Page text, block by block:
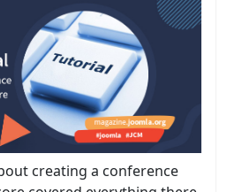
creating a conference